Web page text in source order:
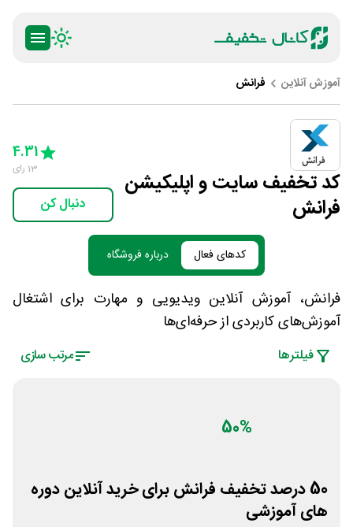
آموزش آنلاین فرانش
کد تخفیف سایت و اپلیکیشن
فرانش
4 Stars
5 Stars
4.31
13 رای
دنبال کن
کدهای فعال درباره فروشگاه
فرانش، آموزش آنلاین ویدیویی و مهارت برای اشتغال
آموزش‌های کاربردی از حرفه‌ای‌ها
فیلتر‌ها مرتب سازی
50%
50 درصد تخفیف فرانش برای خرید آنلاین دوره
های آموزشی